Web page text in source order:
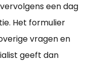
een dag
Het formulier
vragen en
geeft dan